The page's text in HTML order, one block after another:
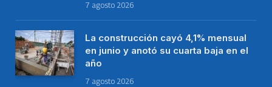
7 agosto 2026
La construcción cayó 4,1% mensual
en junio y anotó su cuarta baja en el
año
7 agosto 2026